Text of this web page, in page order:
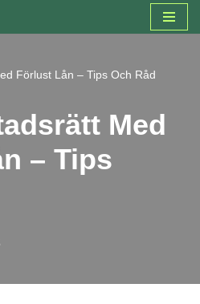
Förlust Lån – Tips Och Råd
Med
– Tips